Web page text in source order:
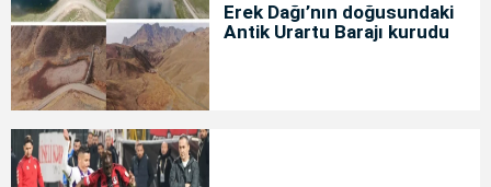
Erek Dağı’nın doğusundaki
Antik Urartu Barajı kurudu